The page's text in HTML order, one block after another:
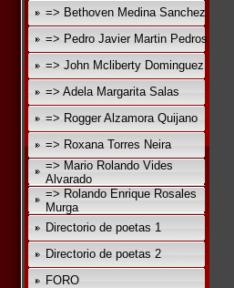
=> Bethoven Medina Sanchez
=> Pedro Javier Martin Pedros
=> John Mcliberty Dominguez
=> Adela Margarita Salas
=> Rogger Alzamora Quijano
=> Roxana Torres Neira
=> Mario Rolando Vides
Alvarado
=> Rolando Enrique Rosales
Murga
Directorio de poetas 1
Directorio de poetas 2
FORO